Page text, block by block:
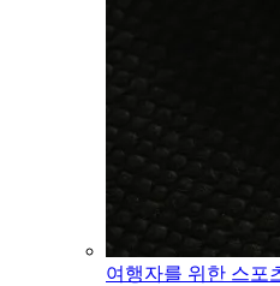
여행자를 위한 스포